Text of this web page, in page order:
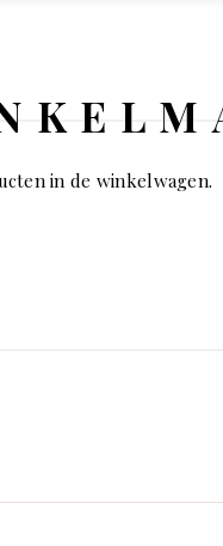
in de winkelwagen.